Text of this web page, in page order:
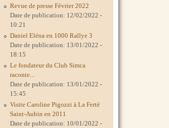
Revue de presse Février 2022
Date de publication: 12/02/2022 -
10:21
Daniel Eléna en 1000 Rallye 3
Date de publication: 13/01/2022 -
18:15
Le fondateur du Club Simca
raconte...
Date de publication: 13/01/2022 -
15:45
Visite Caroline Pigozzi à La Ferté
Saint-Aubin en 2011
Date de publication: 10/01/2022 -